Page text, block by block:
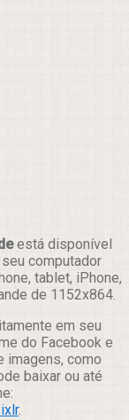
está disponível
computador
tablet, iPhone,
de 1152x864.
em seu
do Facebook e
imagens, como
baixar ou até
.